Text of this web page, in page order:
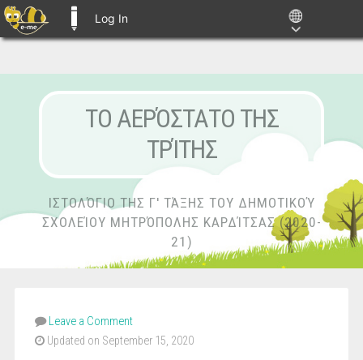
Log In
ΤΟ ΑΕΡΌΣΤΑΤΟ ΤΗΣ
ΤΡΊΤΗΣ
ΙΣΤΟΛΌΓΙΟ ΤΗΣ Γ' ΤΆΞΗΣ ΤΟΥ ΔΗΜΟΤΙΚΟΎ
ΣΧΟΛΕΊΟΥ ΜΗΤΡΌΠΟΛΗΣ ΚΑΡΔΊΤΣΑΣ (2020-
21)
Leave a Comment
Updated on September 15, 2020